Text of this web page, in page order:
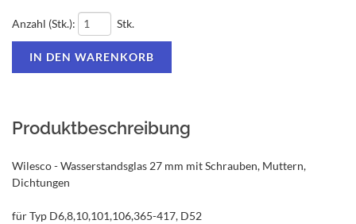
Anzahl (Stk.): Stk.
Produktbeschreibung
Wilesco - Wasserstandsglas 27 mm mit Schrauben, Muttern,
Dichtungen
für Typ D6,8,10,101,106,365-417, D52